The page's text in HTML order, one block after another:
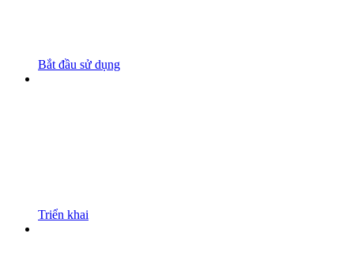
Bắt đầu sử dụng
Triển khai